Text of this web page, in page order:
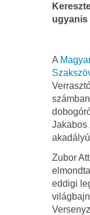
ugyanis
A
Jakabos
Zubor
eddigi